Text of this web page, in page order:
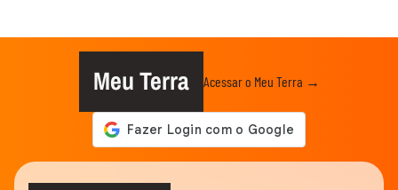
Meu Terra Acessar o Meu Terra →